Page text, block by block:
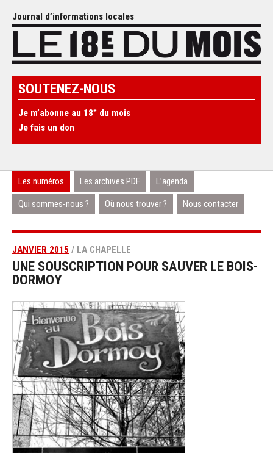
Journal d’informations locales
SOUTENEZ-NOUS
Je m’abonne au 18e du mois
Je fais un don
Les numéros Les archives PDF L’agenda
Qui sommes-nous ? Où nous trouver ? Nous contacter
JANVIER 2015 / LA CHAPELLE
UNE SOUSCRIPTION POUR SAUVER LE BOIS-
DORMOY